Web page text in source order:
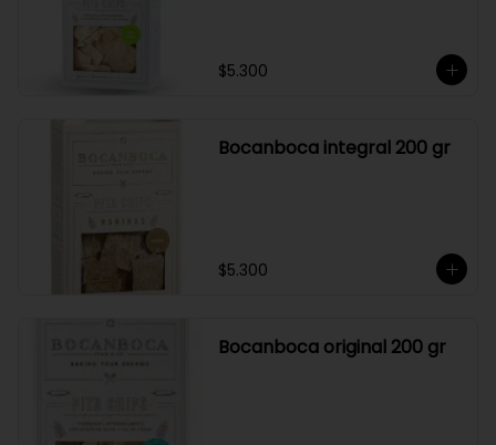
$5.300
Bocanboca integral 200 gr
$5.300
Bocanboca original 200 gr